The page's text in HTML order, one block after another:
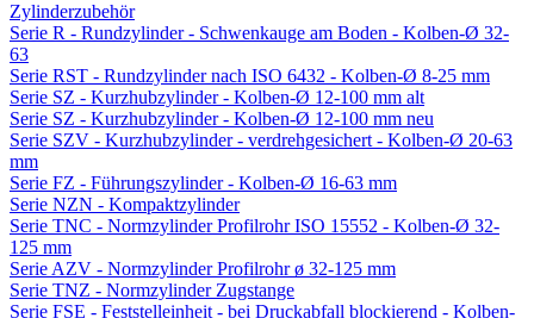
Zylinderzubehör
Serie R - Rundzylinder - Schwenkauge am Boden - Kolben-Ø 32-
63
Serie RST - Rundzylinder nach ISO 6432 - Kolben-Ø 8-25 mm
Serie SZ - Kurzhubzylinder - Kolben-Ø 12-100 mm alt
Serie SZ - Kurzhubzylinder - Kolben-Ø 12-100 mm neu
Serie SZV - Kurzhubzylinder - verdrehgesichert - Kolben-Ø 20-63
mm
Serie FZ - Führungszylinder - Kolben-Ø 16-63 mm
Serie NZN - Kompaktzylinder
Serie TNC - Normzylinder Profilrohr ISO 15552 - Kolben-Ø 32-
125 mm
Serie AZV - Normzylinder Profilrohr ø 32-125 mm
Serie TNZ - Normzylinder Zugstange
Serie FSE - Feststelleinheit - bei Druckabfall blockierend - Kolben-